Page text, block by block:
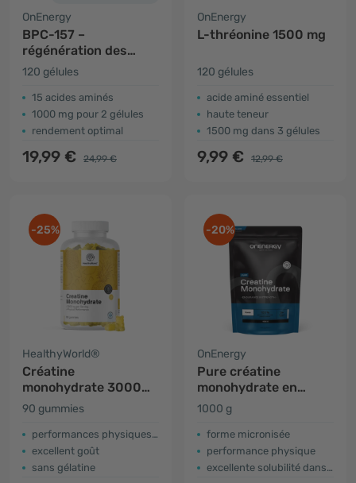
OnEnergy
BPC-157 –
régénération des
muscles et des
articulations
120 gélules
15 acides aminés
1000 mg pour 2 gélules
rendement optimal
19,99 € 24,99 €
OnEnergy
L-thréonine 1500 mg
120 gélules
acide aminé essentiel
haute teneur
1500 mg dans 3 gélules
9,99 € 12,99 €
-25%
HealthyWorld®
Créatine
monohydrate 3000
mg – ananas
90 gummies
performances physiques accrues
excellent goût
sans gélatine
-20%
OnEnergy
Pure créatine
monohydrate en
poudre
1000 g
forme micronisée
performance physique
excellente solubilité dans l'eau